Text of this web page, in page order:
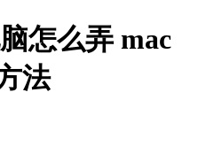
怎么弄 mac
法